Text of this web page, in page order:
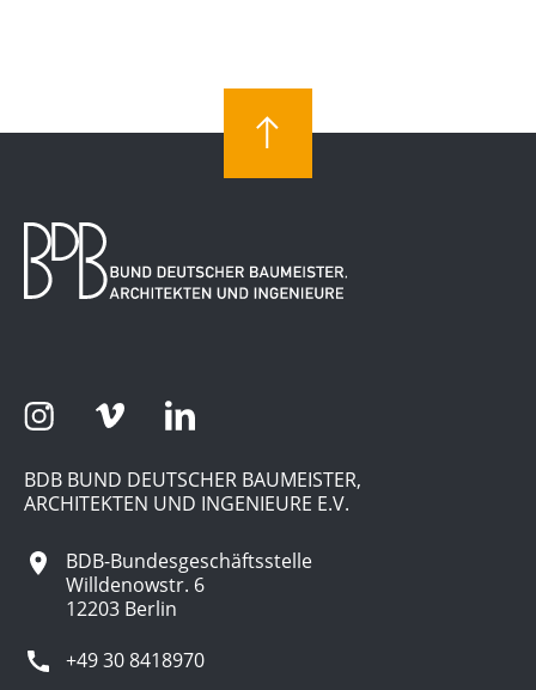
BDB BUND DEUTSCHER BAUMEISTER,
ARCHITEKTEN UND INGENIEURE E.V.
BDB-Bundesgeschäftsstelle
Willdenowstr. 6
12203 Berlin
+49 30 8418970